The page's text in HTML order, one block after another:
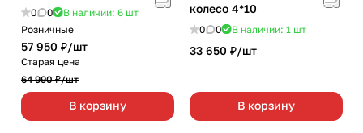
0 0 В наличии: 6 шт
Розничные
57 950 ₽/шт
Старая цена
64 990 ₽/шт
В корзину
колесо 4*10
0 0 В наличии: 1 шт
33 650 ₽/шт
В корзину